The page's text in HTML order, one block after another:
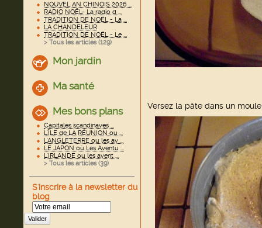
NOUVEL AN CHINOIS 2026 ...
RADIO NOËL- La radio d ...
TRADITION DE NOËL - La ...
LA CHANDELEUR
TRADITION DE NOËL - Le ...
> Tous les articles (129)
Mon jardin
Ma santé
Mes bons plans
Capitales scandinaves ...
L'ÎLE de LA RÉUNION ou ...
L'ANGLETERRE ou les av ...
LE JAPON où Les Aventu ...
L'IRLANDE ou les avent ...
> Tous les articles (39)
S'inscrire à la newsletter du
blog
Valider
Versez la pâte dans un